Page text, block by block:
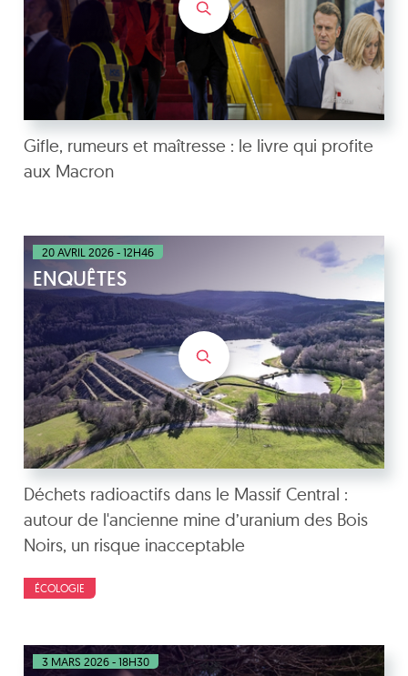
Gifle, rumeurs et maîtresse : le livre qui profite
aux Macron
20 AVRIL 2026 - 12H46
ENQUÊTES
Déchets radioactifs dans le Massif Central :
autour de l'ancienne mine d’uranium des Bois
Noirs, un risque inacceptable
ÉCOLOGIE
3 MARS 2026 - 18H30